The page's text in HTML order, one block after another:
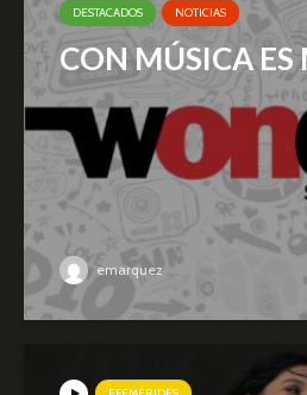
DESTACADOS NOTICIAS
CON MÚSICA ES
emarquez